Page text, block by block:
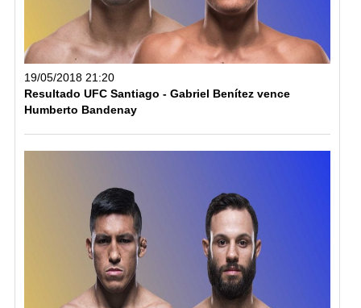
19/05/2018 21:20
Resultado UFC Santiago - Gabriel Benítez vence
Humberto Bandenay